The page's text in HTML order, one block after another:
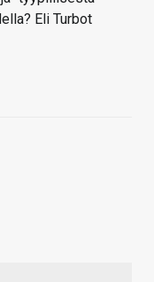
Eli Turbot